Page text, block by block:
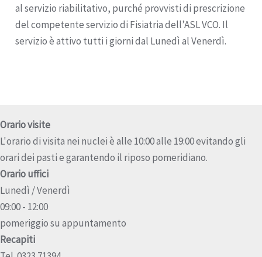
al servizio riabilitativo, purché provvisti di prescrizione
del competente servizio di Fisiatria dell’ASL VCO. Il
servizio è attivo tutti i giorni dal Lunedì al Venerdì.
Orario visite
L'orario di visita nei nuclei è alle 10:00 alle 19:00 evitando gli
orari dei pasti e garantendo il riposo pomeridiano.
Orario uffici
Lunedì / Venerdì
09:00 - 12:00
pomeriggio su appuntamento
Recapiti